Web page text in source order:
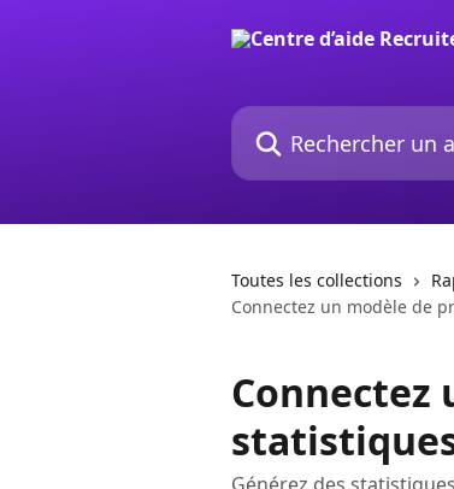
Rechercher un article...
Toutes les collections
Connectez un modèle de
Connectez